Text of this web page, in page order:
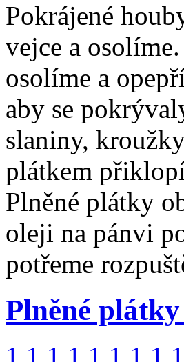
Pokrájené
vejce a
osolíme a
aby se
slaniny,
plátkem
Plněné plátky
oleji na pánvi
potřeme
Plněné
1 1 1 1 1 1 1 1 1